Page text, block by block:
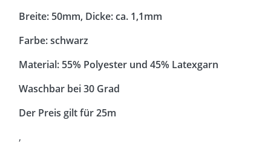
Breite: 50mm, Dicke: ca. 1,1mm
Farbe: schwarz
Material: 55% Polyester und 45% Latexgarn
Waschbar bei 30 Grad
Der Preis gilt für 25m
,